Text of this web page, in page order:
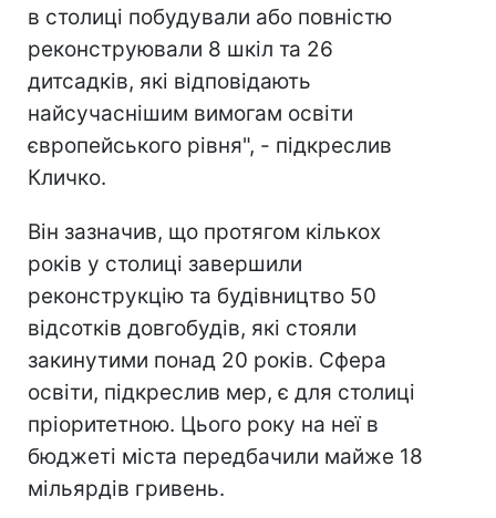
в столиці побудували або повністю
реконструювали 8 шкіл та 26
дитсадків, які відповідають
найсучаснішим вимогам освіти
європейського рівня", - підкреслив
Кличко.
Він зазначив, що протягом кількох
років у столиці завершили
реконструкцію та будівництво 50
відсотків довгобудів, які стояли
закинутими понад 20 років. Сфера
освіти, підкреслив мер, є для столиці
пріоритетною. Цього року на неї в
бюджеті міста передбачили майже 18
мільярдів гривень.